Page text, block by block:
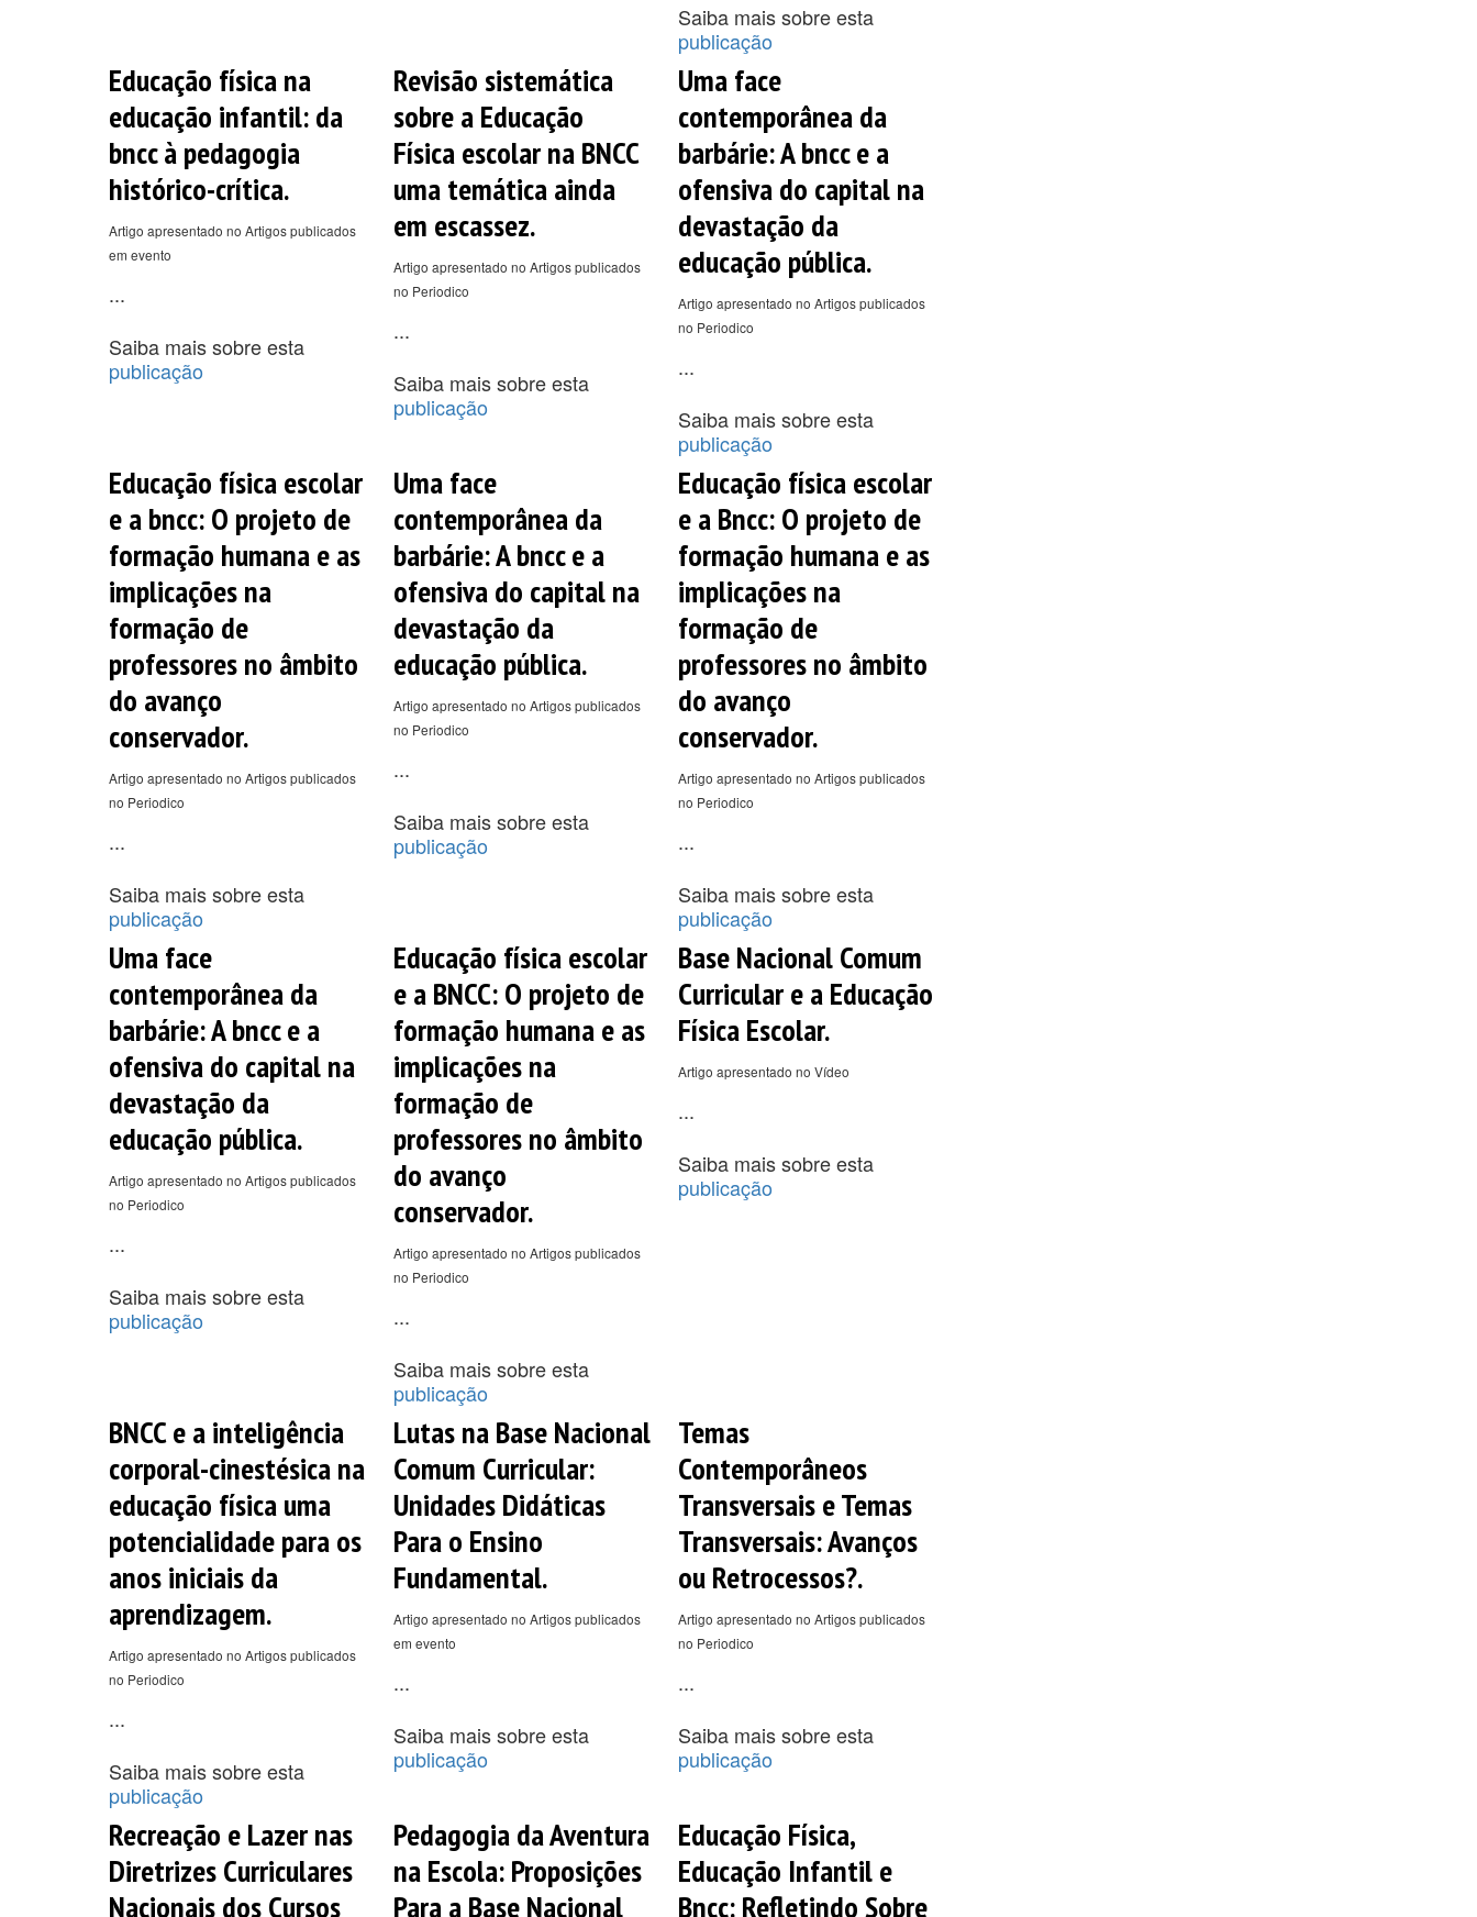
Saiba mais sobre esta
publicação
Educação física na
educação infantil: da
bncc à pedagogia
histórico-crítica.
Artigo apresentado no Artigos publicados
em evento
...
Saiba mais sobre esta
publicação
Revisão sistemática
sobre a Educação
Física escolar na BNCC
uma temática ainda
em escassez.
Artigo apresentado no Artigos publicados
no Periodico
...
Saiba mais sobre esta
publicação
Uma face
contemporânea da
barbárie: A bncc e a
ofensiva do capital na
devastação da
educação pública.
Artigo apresentado no Artigos publicados
no Periodico
...
Saiba mais sobre esta
publicação
Educação física escolar
e a bncc: O projeto de
formação humana e as
implicações na
formação de
professores no âmbito
do avanço
conservador.
Artigo apresentado no Artigos publicados
no Periodico
...
Saiba mais sobre esta
publicação
Uma face
contemporânea da
barbárie: A bncc e a
ofensiva do capital na
devastação da
educação pública.
Artigo apresentado no Artigos publicados
no Periodico
...
Saiba mais sobre esta
publicação
Educação física escolar
e a Bncc: O projeto de
formação humana e as
implicações na
formação de
professores no âmbito
do avanço
conservador.
Artigo apresentado no Artigos publicados
no Periodico
...
Saiba mais sobre esta
publicação
Uma face
contemporânea da
barbárie: A bncc e a
ofensiva do capital na
devastação da
educação pública.
Artigo apresentado no Artigos publicados
no Periodico
...
Saiba mais sobre esta
publicação
Educação física escolar
e a BNCC: O projeto de
formação humana e as
implicações na
formação de
professores no âmbito
do avanço
conservador.
Artigo apresentado no Artigos publicados
no Periodico
...
Saiba mais sobre esta
publicação
Base Nacional Comum
Curricular e a Educação
Física Escolar.
Artigo apresentado no Vídeo
...
Saiba mais sobre esta
publicação
BNCC e a inteligência
corporal-cinestésica na
educação física uma
potencialidade para os
anos iniciais da
aprendizagem.
Artigo apresentado no Artigos publicados
no Periodico
...
Saiba mais sobre esta
publicação
Lutas na Base Nacional
Comum Curricular:
Unidades Didáticas
Para o Ensino
Fundamental.
Artigo apresentado no Artigos publicados
em evento
...
Saiba mais sobre esta
publicação
Temas
Contemporâneos
Transversais e Temas
Transversais: Avanços
ou Retrocessos?.
Artigo apresentado no Artigos publicados
no Periodico
...
Saiba mais sobre esta
publicação
Recreação e Lazer nas
Diretrizes Curriculares
Nacionais dos Cursos
Pedagogia da Aventura
na Escola: Proposições
Para a Base Nacional
Educação Física,
Educação Infantil e
Bncc: Refletindo Sobre